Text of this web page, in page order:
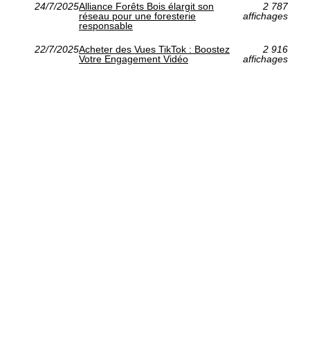
24/7/2025Alliance Forêts Bois élargit son
réseau pour une foresterie
responsable
2 787
affichages
22/7/2025Acheter des Vues TikTok : Boostez
Votre Engagement Vidéo
2 916
affichages